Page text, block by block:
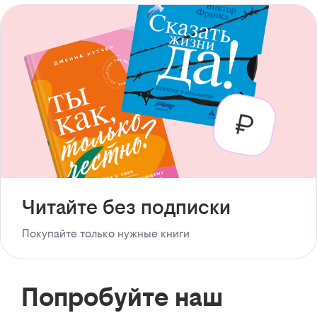
Читайте без подписки
Покупайте только нужные книги
Попробуйте наш